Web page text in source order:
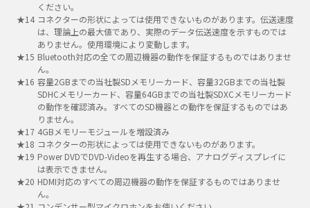
ください。
コネクターの形状によっては使用できないものがあります。伝送速度
は、理論上の最大値であり、実際のデータ伝送速度を示すものでは
ありません。使用環境により変動します。
Bluetooth対応の全ての周辺機器の動作を保証するものではありませ
ん。
容量2GBまでの当社製SDメモリーカード、容量32GBまでの当社製
SDHCメモリーカード、容量64GBまでの当社製SDXCメモリーカード
の動作を確認済み。すべてのSD機器との動作を保証するものではあ
りません。
4GBメモリーモジュールを増設済み
コネクターの形状によっては使用できないものがあります。
Power DVDでDVD-Videoを再生する場合、アナログディスプレイに
は表示できません。
HDMI対応のすべての周辺機器の動作を保証するものではありませ
ん。